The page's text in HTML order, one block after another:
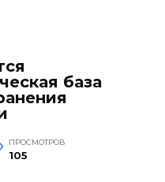
база
ПРОСМОТРОВ
105